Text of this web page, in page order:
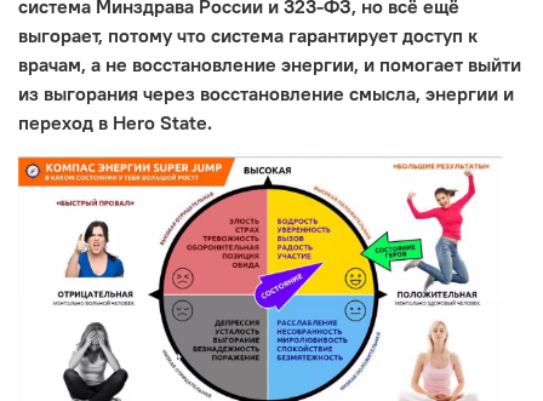
система Минздрава России и 323-ФЗ, но всё ещё
выгорает, потому что система гарантирует доступ к
врачам, а не восстановление энергии, и помогает выйти
из выгорания через восстановление смысла, энергии и
переход в Hero State.